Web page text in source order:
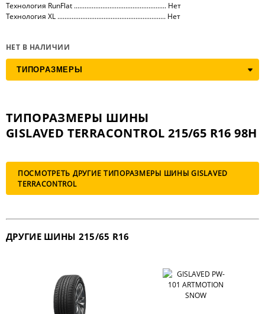
Технология RunFlat .................................................... Нет
Технология XL ............................................................. Нет
НЕТ В НАЛИЧИИ
ТИПОРАЗМЕРЫ ШИНЫ
GISLAVED TERRACONTROL 215/65 R16 98H
ПОСМОТРЕТЬ ДРУГИЕ ТИПОРАЗМЕРЫ ШИНЫ GISLAVED
TERRACONTROL
ДРУГИЕ ШИНЫ 215/65 R16